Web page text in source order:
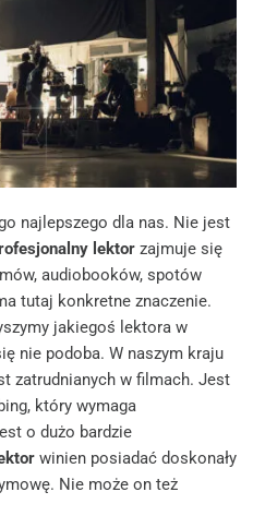
najlepszego dla nas. Nie jest
lektor zajmuje się
audiobooków, spotów
tutaj konkretne znaczenie.
jakiegoś lektora w
nie podoba. W naszym kraju
zatrudnianych w filmach. Jest
który wymaga
o dużo bardzie
winien posiadać doskonały
Nie może on też